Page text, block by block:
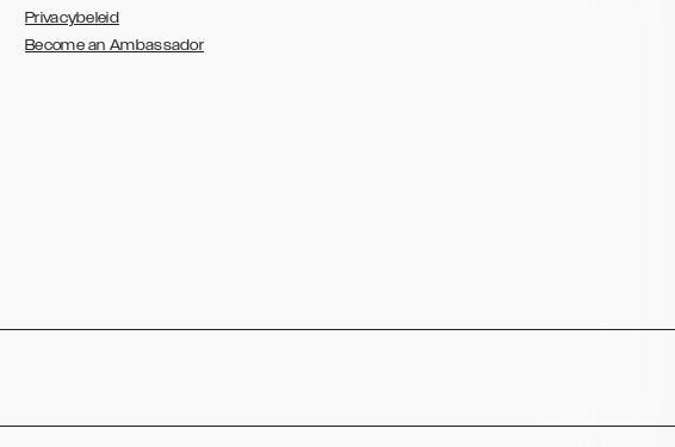
Privacybeleid
Become an Ambassador